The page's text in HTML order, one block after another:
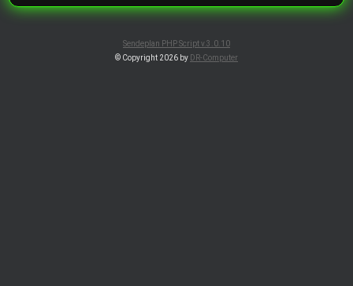
Sendeplan PHP Script v.3.0.10
© Copyright 2026 by DR-Computer